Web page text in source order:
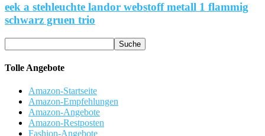
eek a stehleuchte landor webstoff metall 1 flammig
schwarz gruen trio
Tolle Angebote
Amazon-Startseite
Amazon-Empfehlungen
Amazon-Angebote
Amazon-Restposten
Fashion-Angebote